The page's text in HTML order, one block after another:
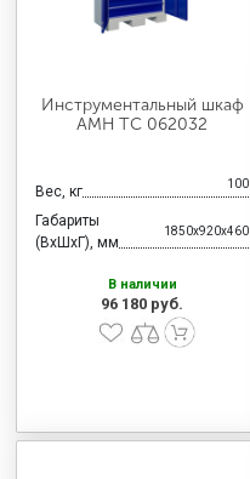
Инструментальный шкаф
AMH TC 062032
Вес, кг 100
Габариты
(ВхШхГ), мм
1850x920x460
В наличии
96 180 руб.